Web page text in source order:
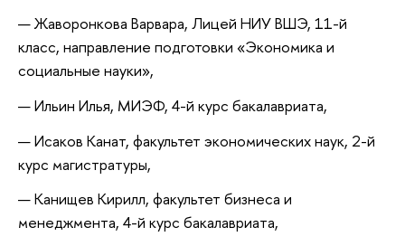
Жаворонкова Варвара, Лицей НИУ ВШЭ, 11-й
класс, направление подготовки «Экономика и
социальные науки»,
Ильин Илья, МИЭФ, 4-й курс бакалавриата,
Исаков Канат, факультет экономических наук, 2-й
курс магистратуры,
Канищев Кирилл, факультет бизнеса и
менеджмента, 4-й курс бакалавриата,